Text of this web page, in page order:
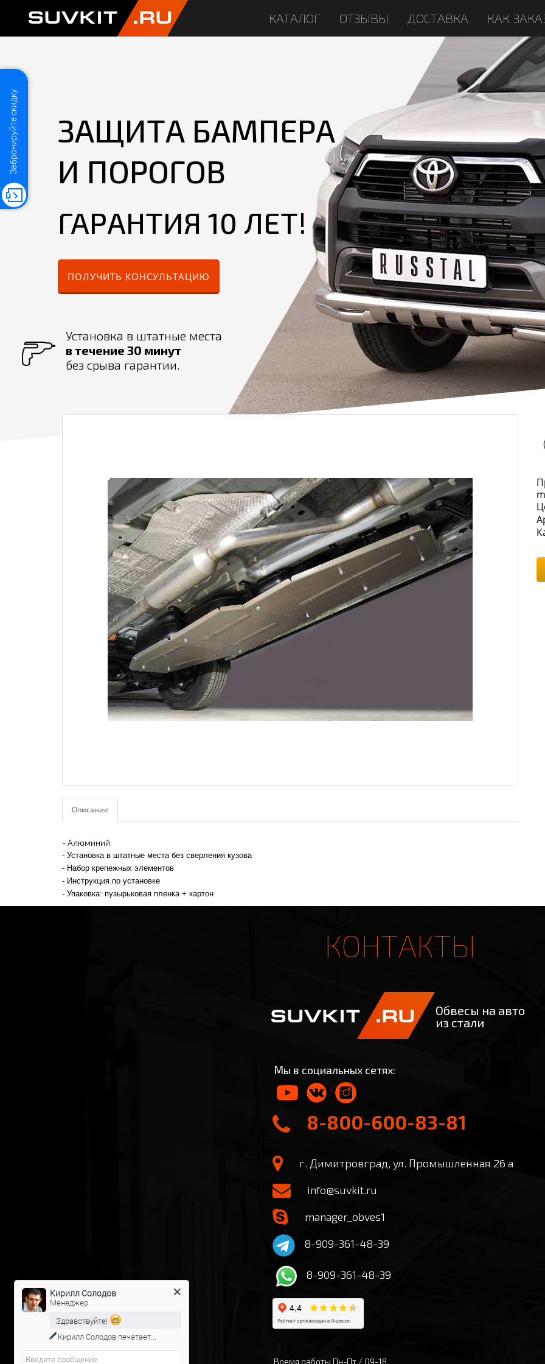
SUVKIT .RU КАТАЛОГ ОТЗЫВЫ ДОСТАВКА КАК
ЗАЩИТА БАМПЕРА
И ПОРОГОВ
ГАРАНТИЯ 10 ЛЕТ!
ПОЛУЧИТЬ КОНСУЛЬТАЦИЮ
Установка в штатные места
в течение 30 минут
без срыва гарантии.
Описание
- Алюминий
- Установка в штатные места без сверления кузова
- Набор крепежных элементов
- Инструкция по установке
- Упаковка: пузырьковая пленка + картон
КОНТАКТЫ
Обвесы на авто
из стали
Мы в социальных сетях:
8-800-600-83-81
г. Димитровград, ул. Промышленная 26 а
info@suvkit.ru
manager_obves1
8-909-361-48-39
8-909-361-48-39
Время работы Пн-Пт / 09-18
Забронируйте скидку
Кирилл Солодов
Менеджер
Здравствуйте!
Кирилл Солодов печатает...